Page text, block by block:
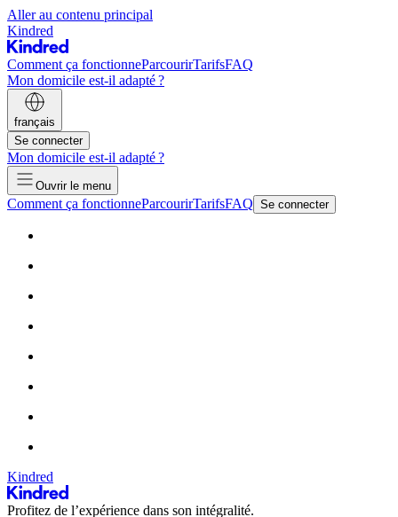
Aller au contenu principal
Kindred
Comment ça fonctionneParcourirTarifsFAQ
Mon domicile est-il adapté ?
français
Se connecter
Mon domicile est-il adapté ?
Ouvrir le menu
Comment ça fonctionneParcourirTarifsFAQ Se connecter
Kindred
Profitez de l’expérience dans son intégralité.